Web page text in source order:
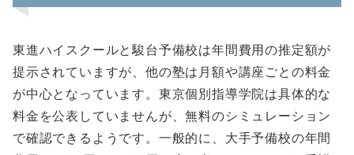
東進ハイスクールと駿台予備校は年間費用の推定額が
提示されていますが、他の塾は月額や講座ごとの料金
が中心となっています。東京個別指導学院は具体的な
料金を公表していませんが、無料のシミュレーション
で確認できるようです。一般的に、大手予備校の年間